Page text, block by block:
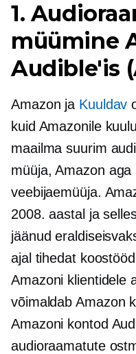
1.
müümine
Audible'is
Amazon ja Kuuldav
kuid Amazonile
maailma suurim
müüja, Amazon
veebijaemüüja.
2008. aastal ja
jäänud
ajal tihedat
Amazoni klientidele
võimaldab Amazon
Amazoni kontod
audioraamatute